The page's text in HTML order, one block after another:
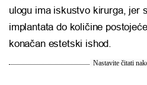
ulogu ima iskustvo kirurga, jer
implantata do količine
konačan estetski ishod.
Nastavite čitati